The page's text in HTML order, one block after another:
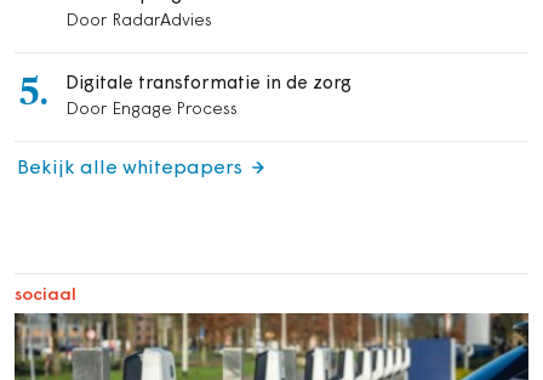
Door RadarAdvies
5.
Digitale transformatie in de zorg
Door Engage Process
Bekijk alle whitepapers
sociaal